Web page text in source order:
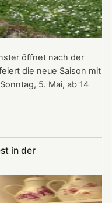
öffnet nach der
die neue Saison mit
5. Mai, ab 14
in der